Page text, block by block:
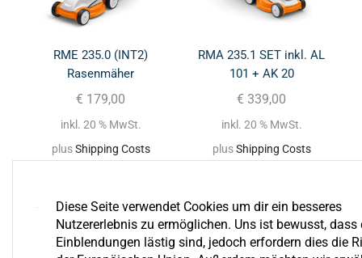
RME 235.0 (INT2)
Rasenmäher
€ 179,00
inkl. 20 % MwSt.
plusShipping Costs
RMA 235.1 SET inkl. AL
101 + AK 20
€ 339,00
inkl. 20 % MwSt.
plusShipping Costs
Diese Seite verwendet Cookies um dir ein besseres
Nutzererlebnis zu ermöglichen. Uns ist bewusst, dass
Einblendungen lästig sind, jedoch erfordern dies die